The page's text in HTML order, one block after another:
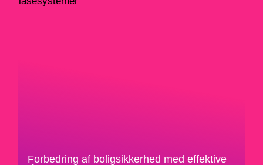
Forbedring af boligsikkerhed med effektive